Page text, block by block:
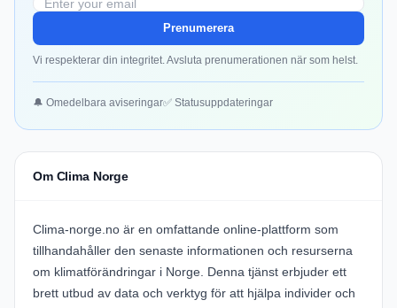
Prenumerera
Vi respekterar din integritet. Avsluta prenumerationen när som helst.
🔔 Omedelbara aviseringar✅ Statusuppdateringar
Om Clima Norge
Clima-norge.no är en omfattande online-plattform som
tillhandahåller den senaste informationen och resurserna
om klimatförändringar i Norge. Denna tjänst erbjuder ett
brett utbud av data och verktyg för att hjälpa individer och